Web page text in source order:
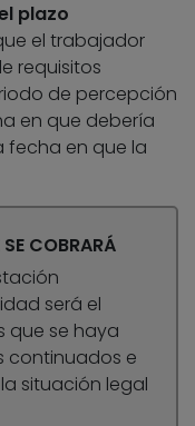
plazo
el trabajador
requisitos
de percepción
en que debería
fecha en que la
COBRARÁ
será el
que se haya
continuados e
situación legal